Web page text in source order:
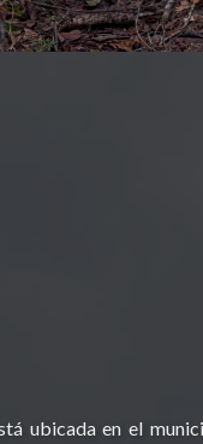
ubicada en el